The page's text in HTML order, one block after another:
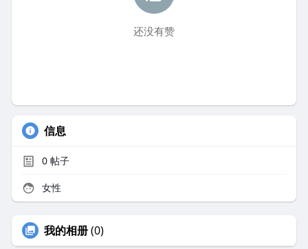
还没有赞
信息
0帖子
女性
我的相册(0)